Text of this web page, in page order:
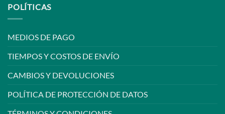
POLÍTICAS
MEDIOS DE PAGO
TIEMPOS Y COSTOS DE ENVÍO
CAMBIOS Y DEVOLUCIONES
POLÍTICA DE PROTECCIÓN DE DATOS